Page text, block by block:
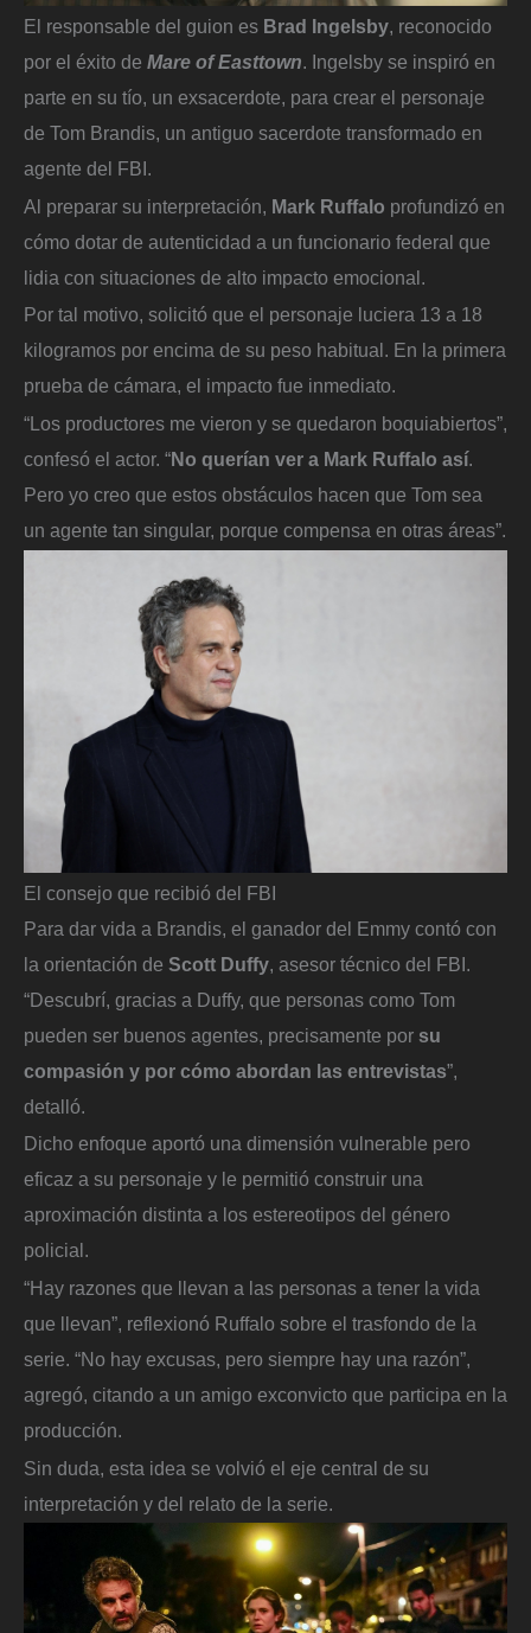
El responsable del guion es Brad Ingelsby, reconocido
por el éxito de Mare of Easttown. Ingelsby se inspiró en
parte en su tío, un exsacerdote, para crear el personaje
de Tom Brandis, un antiguo sacerdote transformado en
agente del FBI.
Al preparar su interpretación, Mark Ruffalo profundizó en
cómo dotar de autenticidad a un funcionario federal que
lidia con situaciones de alto impacto emocional.
Por tal motivo, solicitó que el personaje luciera 13 a 18
kilogramos por encima de su peso habitual. En la primera
prueba de cámara, el impacto fue inmediato.
“Los productores me vieron y se quedaron boquiabiertos”,
confesó el actor. “No querían ver a Mark Ruffalo así.
Pero yo creo que estos obstáculos hacen que Tom sea
un agente tan singular, porque compensa en otras áreas”.
El consejo que recibió del FBI
Para dar vida a Brandis, el ganador del Emmy contó con
la orientación de Scott Duffy, asesor técnico del FBI.
“Descubrí, gracias a Duffy, que personas como Tom
pueden ser buenos agentes, precisamente por su
compasión y por cómo abordan las entrevistas”,
detalló.
Dicho enfoque aportó una dimensión vulnerable pero
eficaz a su personaje y le permitió construir una
aproximación distinta a los estereotipos del género
policial.
“Hay razones que llevan a las personas a tener la vida
que llevan”, reflexionó Ruffalo sobre el trasfondo de la
serie. “No hay excusas, pero siempre hay una razón”,
agregó, citando a un amigo exconvicto que participa en la
producción.
Sin duda, esta idea se volvió el eje central de su
interpretación y del relato de la serie.